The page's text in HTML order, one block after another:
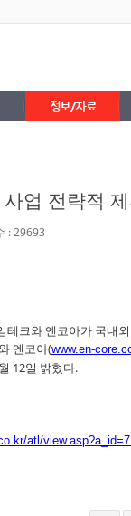
정보/자료
업 전략적
: 29693
크와 엔코아가 국내
엔코아(www.en-
12일 밝혔다.
atl/